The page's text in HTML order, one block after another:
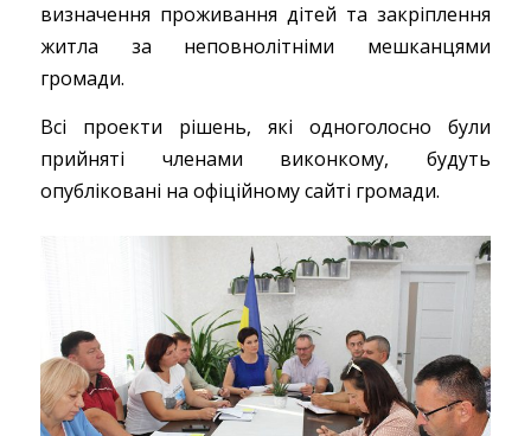
визначення проживання дітей та закріплення
житла за неповнолітніми мешканцями
громади.
Всі проекти рішень, які одноголосно були
прийняті членами виконкому, будуть
опубліковані на офіційному сайті громади.